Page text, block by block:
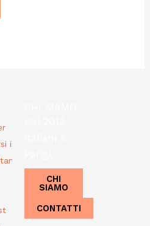
CHI
SIAMO
CONTATTI
in